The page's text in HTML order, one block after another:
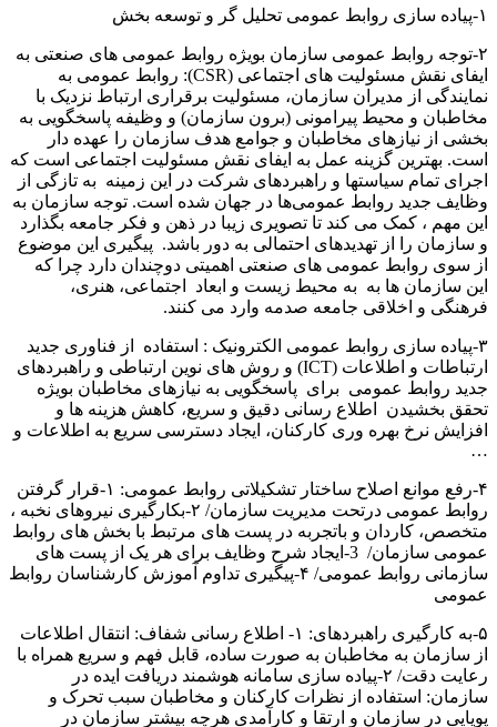
۱-پیاده سازی روابط عمومی تحلیل گر و توسعه بخش
۲-توجه روابط عمومی سازمان بویژه روابط عمومی های صنعتی به
ایفای نقش مسئولیت های اجتماعی (CSR): روابط عمومی به
نمایندگی از مدیران سازمان، مسئولیت برقراری ارتباط نزدیک با
مخاطبان و محیط پیرامونی (برون سازمان) و وظیفه پاسخگویی به
بخشی از نیازهای مخاطبان و جوامع هدف سازمان را عهده دار
است. بهترین گزینه عمل به ایفای نقش مسئولیت اجتماعی است که
اجرای تمام سیاستها و راهبردهای شرکت در این زمینه به تازگی از
وظایف جدید روابط عمومی‌ها در جهان شده است. توجه سازمان به
این مهم ، کمک می کند تا تصویری زیبا در ذهن و فکر جامعه بگذارد
و سازمان را از تهدیدهای احتمالی به دور باشد. پیگیری این موضوع
از سوی روابط عمومی های صنعتی اهمیتی دوچندان دارد چرا که
این سازمان ها به به محیط زیست و ابعاد اجتماعی، هنری،
فرهنگی و اخلاقی جامعه صدمه وارد می کنند.
۳-پیاده سازی روابط عمومی الکترونیک : استفاده از فناوری جدید
ارتباطات و اطلاعات (ICT) و روش های نوین ارتباطی و راهبردهای
جدید روابط عمومی برای پاسخگویی به نیازهای مخاطبان بویژه
تحقق بخشیدن اطلاع رسانی دقیق و سریع، کاهش هزینه ها و
افزایش نرخ بهره وری کارکنان، ایجاد دسترسی سریع به اطلاعات و
…
۴-رفع موانع اصلاح ساختار تشکیلاتی روابط عمومی: ۱-قرار گرفتن
روابط عمومی درتحت مدیریت سازمان/ ۲-بکارگیری نیروهای نخبه ،
متخصص، کاردان و باتجربه در پست های مرتبط با بخش های روابط
عمومی سازمان/ 3-ایجاد شرح وظایف برای هر یک از پست های
سازمانی روابط عمومی/ ۴-پیگیری تداوم آموزش کارشناسان روابط
عمومی
۵-به کارگیری راهبردهای: ۱- اطلاع رسانی شفاف: انتقال اطلاعات
از سازمان به مخاطبان به صورت ساده، قابل فهم و سریع همراه با
رعایت دقت/ ۲-پیاده سازی سامانه هوشمند دریافت ایده در
سازمان: استفاده از نظرات کارکنان و مخاطبان سبب تحرک و
پویایی در سازمان و ارتقا و کارآمدی هرچه بیشتر سازمان در